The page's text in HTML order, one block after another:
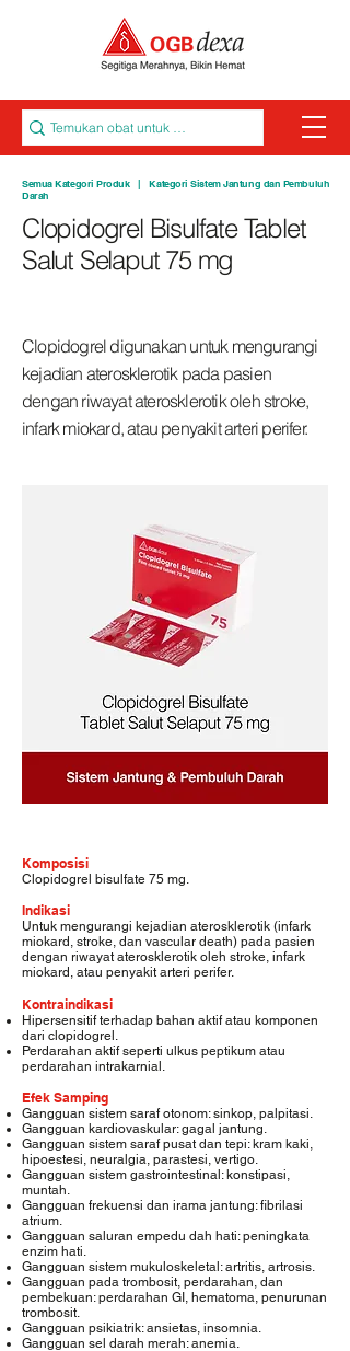
Semua Kategori Produk |Kategori Sistem Jantung dan Pembuluh
Darah
Clopidogrel Bisulfate Tablet
Salut Selaput 75 mg
Clopidogrel digunakan untuk mengurangi
kejadian aterosklerotik pada pasien
dengan riwayat aterosklerotik oleh stroke,
infark miokard, atau penyakit arteri perifer.
Komposisi
Clopidogrel bisulfate 75 mg.
Indikasi
Untuk mengurangi kejadian aterosklerotik (infark
miokard, stroke, dan vascular death) pada pasien
dengan riwayat aterosklerotik oleh stroke, infark
miokard, atau penyakit arteri perifer.
Kontraindikasi
Hipersensitif terhadap bahan aktif atau komponen
dari clopidogrel.
Perdarahan aktif seperti ulkus peptikum atau
perdarahan intrakarnial.
Efek Samping
Gangguan sistem saraf otonom: sinkop, palpitasi.
Gangguan kardiovaskular: gagal jantung.
Gangguan sistem saraf pusat dan tepi: kram kaki,
hipoestesi, neuralgia, parastesi, vertigo.
Gangguan sistem gastrointestinal: konstipasi,
muntah.
Gangguan frekuensi dan irama jantung: fibrilasi
atrium.
Gangguan saluran empedu dah hati: peningkata
enzim hati.
Gangguan sistem mukuloskeletal: artritis, artrosis.
Gangguan pada trombosit, perdarahan, dan
pembekuan: perdarahan GI, hematoma, penurunan
trombosit.
Gangguan psikiatrik: ansietas, insomnia.
Gangguan sel darah merah: anemia.